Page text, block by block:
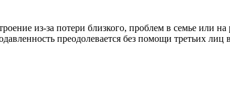
из-за потери близкого, проблем в семье или на
преодолевается без помощи третьих лиц